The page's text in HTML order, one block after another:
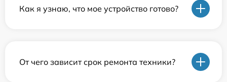
Как я узнаю, что мое устройство готово?
От чего зависит срок ремонта техники?